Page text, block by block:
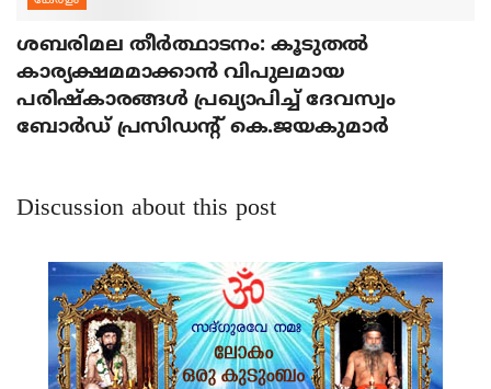
ശബരിമല തീര്‍ത്ഥാടനം: കൂടുതല്‍
കാര്യക്ഷമമാക്കാന്‍ വിപുലമായ
പരിഷ്‌കാരങ്ങള്‍ പ്രഖ്യാപിച്ച് ദേവസ്വം
ബോര്‍ഡ് പ്രസിഡന്റ് കെ.ജയകുമാര്‍
Discussion about this post